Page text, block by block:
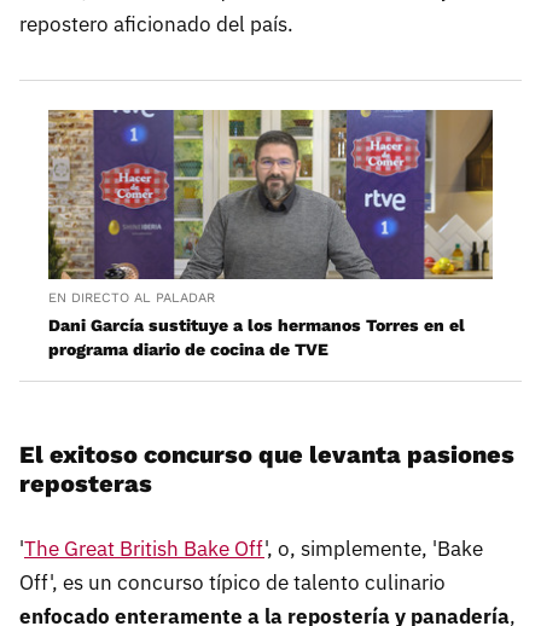
repostero aficionado del país.
EN DIRECTO AL PALADAR
Dani García sustituye a los hermanos Torres en el
programa diario de cocina de TVE
El exitoso concurso que levanta pasiones
reposteras
'The Great British Bake Off', o, simplemente, 'Bake
Off', es un concurso típico de talento culinario
enfocado enteramente a la repostería y panadería,